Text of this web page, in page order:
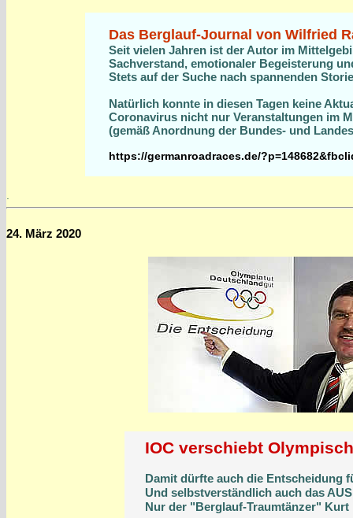
Das Berglauf-Journal von Wilfried
Seit vielen Jahren ist der Autor im
Sachverstand, emotionaler Begeisterung
Stets auf der Suche nach spannenden
Natürlich konnte in diesen Tagen keine
Coronavirus nicht nur Veranstaltungen im
(gemäß Anordnung der Bundes- und
https://germanroadraces.de/
24. März 2020
IOC verschiebt
Damit dürfte auch die Entscheidung
Und selbstverständlich auch das
Nur der "Berglauf-Traumtänzer"